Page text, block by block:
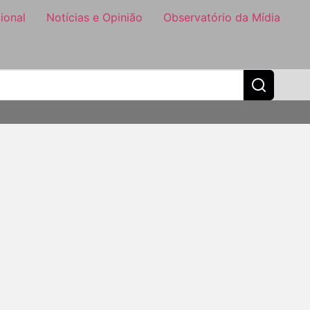
Notícias e Opinião Observatório da Mídia